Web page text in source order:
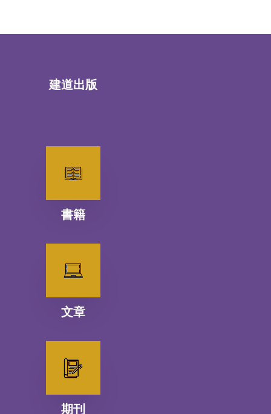
建道出版
書籍
文章
期刊